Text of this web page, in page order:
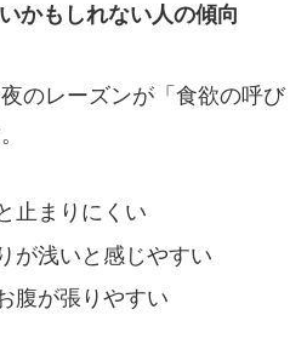
かもしれない人の傾向
のレーズンが「食欲の呼び
止まりにくい
が浅いと感じやすい
腹が張りやすい